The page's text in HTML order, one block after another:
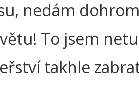
nedám
To jsem
takhle